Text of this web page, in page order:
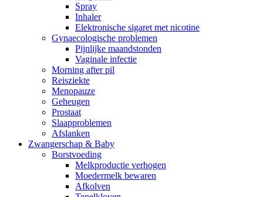
Spray
Inhaler
Elektronische sigaret met nicotine
Gynaecologische problemen
Pijnlijke maandstonden
Vaginale infectie
Morning after pil
Reisziekte
Menopauze
Geheugen
Prostaat
Slaapproblemen
Afslanken
Zwangerschap & Baby
Borstvoeding
Melkproductie verhogen
Moedermelk bewaren
Afkolven